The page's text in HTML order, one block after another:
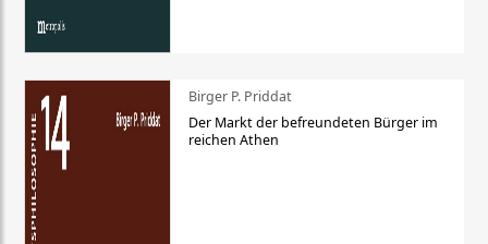
Birger P. Priddat
Der Markt der befreundeten Bürger im
reichen Athen